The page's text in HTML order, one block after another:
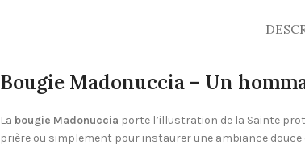
Bougie Madonuccia – Un
La bougie Madonuccia porte l’illustration de la Sainte
prière ou simplement pour instaurer une ambiance